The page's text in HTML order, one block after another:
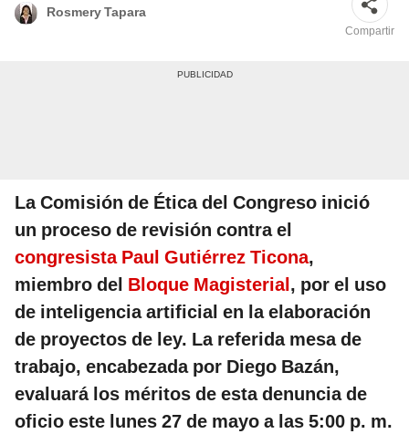
Rosmery Tapara
Compartir
La Comisión de Ética del Congreso inició
un proceso de revisión contra el
congresista Paul Gutiérrez Ticona,
miembro del Bloque Magisterial, por el uso
de inteligencia artificial en la elaboración
de proyectos de ley. La referida mesa de
trabajo, encabezada por Diego Bazán,
evaluará los méritos de esta denuncia de
oficio este lunes 27 de mayo a las 5:00 p. m.